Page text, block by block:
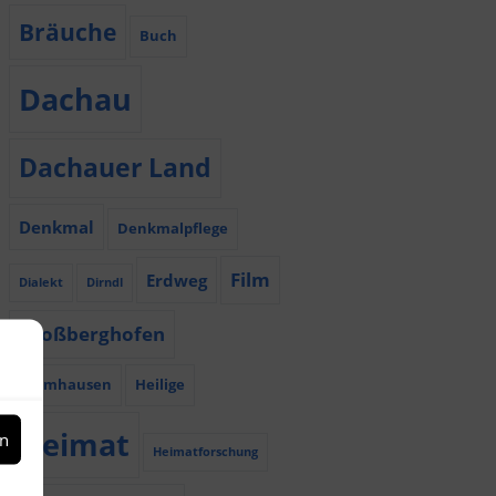
Bräuche Buch
Dachau
Dachauer Land
Denkmal Denkmalpflege
Dialekt Dirndl Erdweg Film
Großberghofen
Haimhausen Heilige
Heimat Heimatforschung